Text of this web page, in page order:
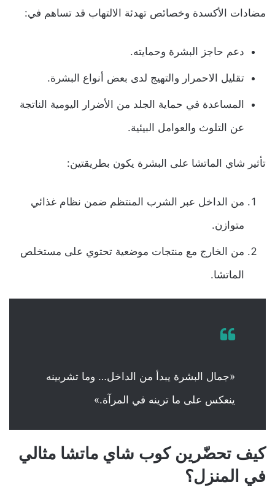
مضادات الأكسدة وخصائص تهدئة الالتهاب قد تساهم في:
دعم حاجز البشرة وحمايته.
تقليل الاحمرار والتهيج لدى بعض أنواع البشرة.
المساعدة في حماية الجلد من الأضرار اليومية الناتجة
عن التلوث والعوامل البيئية.
تأثير شاي الماتشا على البشرة يكون بطريقتين:
من الداخل عبر الشرب المنتظم ضمن نظام غذائي
متوازن.
من الخارج مع منتجات موضعية تحتوي على مستخلص
الماتشا.
«جمال البشرة يبدأ من الداخل… وما تشربينه
ينعكس على ما ترينه في المرآة.»
كيف تحضّرين كوب شاي ماتشا مثالي
في المنزل؟